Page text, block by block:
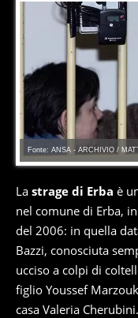
Fonte: ANSA - ARCHIVIO /
La strage di Erba è
nel comune di Erba, in
del 2006: in quella
Bazzi, conosciuta
ucciso a colpi di
figlio Youssef
casa Valeria